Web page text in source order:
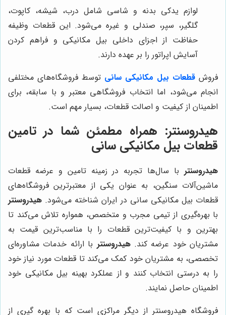
لوازم یدکی بدنه و شاسی شامل درب، شیشه، کاپوت،
گلگیر، سپر، صندلی و غیره می‌شود. این قطعات وظیفه
حفاظت از اجزای داخلی بیل مکانیکی و فراهم کردن
آسایش اپراتور را بر عهده دارند.
فروش قطعات بیل مکانیکی سانی توسط فروشگاه‌های مختلفی
انجام می‌شود، اما انتخاب فروشگاهی معتبر و با سابقه، برای
اطمینان از کیفیت و اصالت قطعات، بسیار مهم است.
هیدروسنتر: همراه مطمئن شما در تامین
قطعات بیل مکانیکی سانی
هیدروسنتر با سال‌ها تجربه در زمینه تامین و عرضه قطعات
ماشین‌آلات سنگین، به عنوان یکی از معتبرترین فروشگاه‌های
قطعات بیل مکانیکی سانی در ایران شناخته می‌شود. هیدروسنتر
با بهره‌گیری از تیمی مجرب و متخصص، همواره تلاش می‌کند تا
بهترین و با کیفیت‌ترین قطعات را با مناسب‌ترین قیمت به
مشتریان خود عرضه کند.هیدروسنتر با ارائه خدمات مشاوره‌ای
تخصصی، به مشتریان خود کمک می‌کند تا قطعات مورد نیاز خود
را به درستی انتخاب کنند و از عملکرد بهینه بیل مکانیکی خود
اطمینان حاصل نمایند.
فروشگاه هیدروسنتر از دیگر مراکزی است که با بهره گیری از